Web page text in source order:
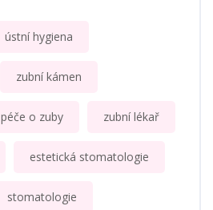
ústní hygiena
zubní kámen
péče o zuby zubní lékař
estetická stomatologie
stomatologie